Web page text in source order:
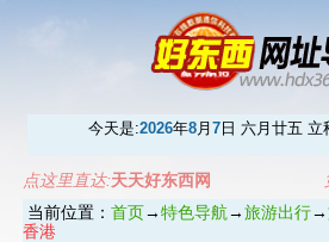
今天是:2026年8月 7日 六月廿五 立
点这里直达:天天好东西网
当前位置： 首页→特色导航→旅游出行→
香港